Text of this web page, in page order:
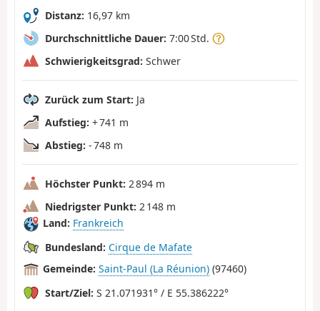
Distanz: 16,97 km
Durchschnittliche Dauer: 7:00 Std.
Schwierigkeitsgrad: Schwer
Zurück zum Start: Ja
Aufstieg: + 741 m
Abstieg: - 748 m
Höchster Punkt: 2 894 m
Niedrigster Punkt: 2 148 m
Land: Frankreich
Bundesland: Cirque de Mafate
Gemeinde: Saint-Paul (La Réunion) (97460)
Start/Ziel: S 21.071931° / E 55.386222°